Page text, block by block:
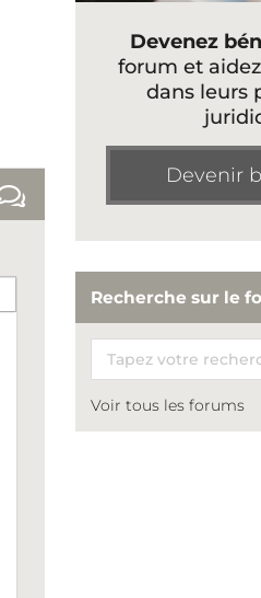
Devenez
forum et
dans leurs
Devenir
Recherche sur le
Voir tous les forums